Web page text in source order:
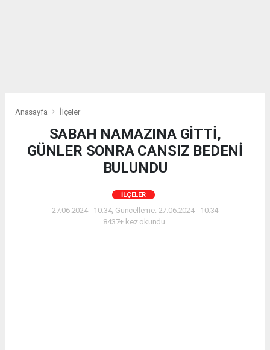
Anasayfa İlçeler
SABAH NAMAZINA GİTTİ,
GÜNLER SONRA CANSIZ BEDENİ
BULUNDU
İLÇELER
27.06.2024 - 10:34, Güncelleme: 27.06.2024 - 10:34
8437+ kez okundu.